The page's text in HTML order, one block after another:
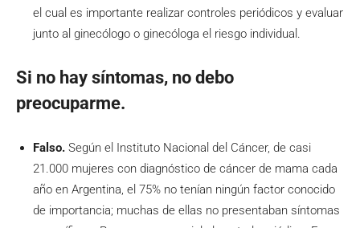
el cual es importante realizar controles periódicos y evaluar
junto al ginecólogo o ginecóloga el riesgo individual.
Si no hay síntomas, no debo
preocuparme.
Falso. Según el Instituto Nacional del Cáncer, de casi
21.000 mujeres con diagnóstico de cáncer de mama cada
año en Argentina, el 75% no tenían ningún factor conocido
de importancia; muchas de ellas no presentaban síntomas